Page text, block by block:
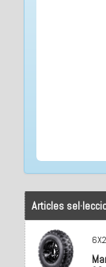
Articles